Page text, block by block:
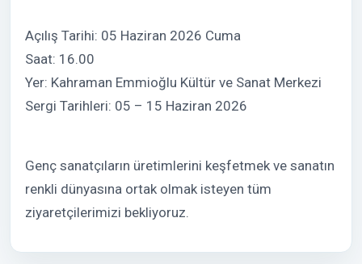
Açılış Tarihi: 05 Haziran 2026 Cuma
Saat: 16.00
Yer: Kahraman Emmioğlu Kültür ve Sanat Merkezi
Sergi Tarihleri: 05 – 15 Haziran 2026
Genç sanatçıların üretimlerini keşfetmek ve sanatın
renkli dünyasına ortak olmak isteyen tüm
ziyaretçilerimizi bekliyoruz.